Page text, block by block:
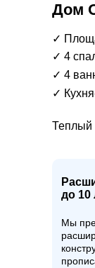
до 10
Мы
Теплый
✓
✓ 4
✓ 4
✓
Дом